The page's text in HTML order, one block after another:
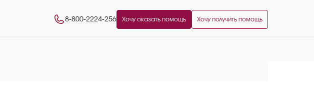
8-800-2224-256 Хочу оказать помощь Хочу получить помощь